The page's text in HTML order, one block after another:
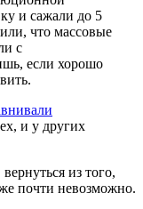
и сажали до 5
что массовые
с
если хорошо
и у других
из того,
почти невозможно.